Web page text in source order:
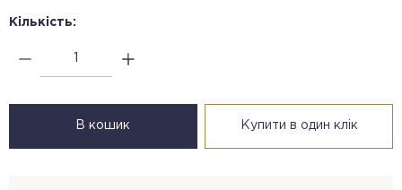
Кількість:
В кошик Купити в один клік